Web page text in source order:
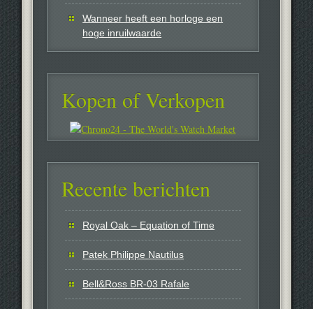
Wanneer heeft een horloge een
hoge inruilwaarde
Kopen of Verkopen
Recente berichten
Royal Oak – Equation of Time
Patek Philippe Nautilus
Bell&Ross BR-03 Rafale